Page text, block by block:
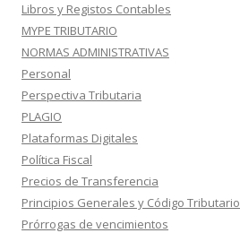
Libros y Registos Contables
MYPE TRIBUTARIO
NORMAS ADMINISTRATIVAS
Personal
Perspectiva Tributaria
PLAGIO
Plataformas Digitales
Política Fiscal
Precios de Transferencia
Principios Generales y Código Tributario
Prórrogas de vencimientos